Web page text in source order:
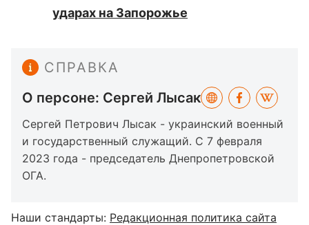
ударах на Запорожье
СПРАВКА
О персоне: Сергей Лысак
Сергей Петрович Лысак - украинский военный
и государственный служащий. С 7 февраля
2023 года - председатель Днепропетровской
ОГА.
Наши стандарты: Редакционная политика сайта